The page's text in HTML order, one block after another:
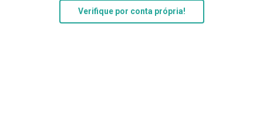
Verifique por conta própria!